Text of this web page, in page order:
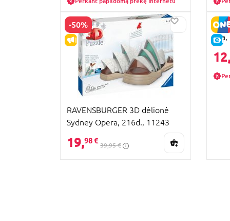
-50%
IŠPARDAVIMAS
RAVENSBURGER 3D dėlionė
Sydney Opera, 216d., 11243
19,98 €
39,95 €
Ara,
12,